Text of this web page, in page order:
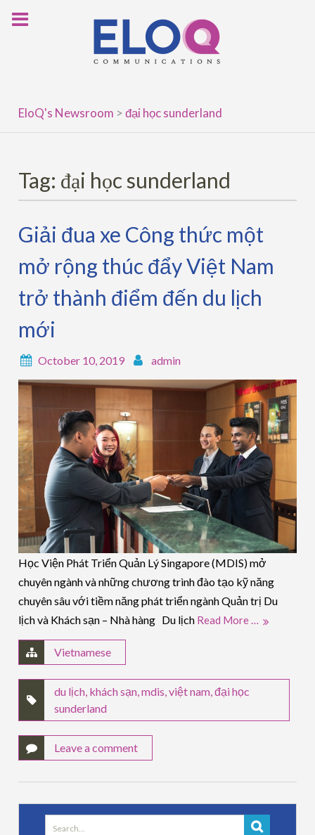
EloQ's Newsroom >đại học sunderland
Tag: đại học sunderland
Giải đua xe Công thức một
mở rộng thúc đẩy Việt Nam
trở thành điểm đến du lịch
mới
October 10, 2019 admin
Học Viện Phát Triển Quản Lý Singapore (MDIS) mở
chuyên ngành và những chương trình đào tạo kỹ năng
chuyên sâu với tiềm năng phát triển ngành Quản trị Du
lịch và Khách sạn – Nhà hàng Du lịch Read More …
Vietnamese
du lịch, khách sạn,mdis,việt nam,đại học
sunderland
Leave a comment
Search